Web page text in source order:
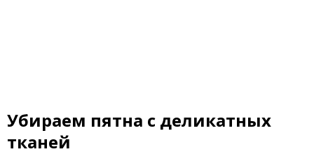
Убираем пятна с деликатных
тканей